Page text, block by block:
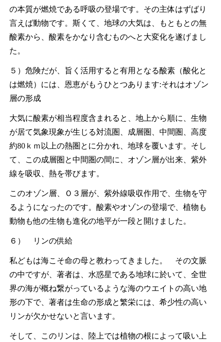
の本質が燃焼である呼吸の登場です。その主体はずばり
言えば動物です。斯くて、地球の大気は、もともとの無
酸素から、酸素をかなり含むものへと大変化を遂げまし
た。
５）危険だが、旨く活用すると有用となる酸素（酸化と
は燃焼）には、恩恵がもうひとつあります:それはオゾン
層の形成
大気に酸素が相当程度含まれると、地上から順に、生物
が居て気象現象が生じる対流圏、成層圏、中間圏、高度
約80ｋｍ以上の熱圏とに分かれ、地球を覆います。そし
て、この成層圏と中間圏の間に、オゾン層が出来、紫外
線を吸収、熱を帯びます。
このオゾン層、Ｏ３層が、紫外線吸収作用で、生物を守
るようになったのです。酸素やオゾンの登場で、植物も
動物も他の生物も進化の地平が一段と開けました。
６） リンの供給
私どもは海こそ命の母と教わってきました。 その文脈
の中ですが、著者は、水惑星である地球に於いて、全世
界の海が概ね繋がっているような海のウエイトの高い地
形の下で、著者は生命の形成と繁栄には、希少性の高い
リンが欠かせないと言います。
そして、このリンは、陸上では植物の根によって吸い上